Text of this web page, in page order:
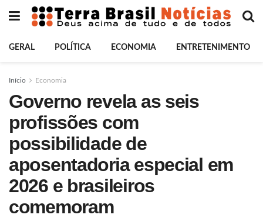
GERAL POLÍTICA ECONOMIA ENTRETENIMENTO
Início Economia
Governo revela as seis
profissões com
possibilidade de
aposentadoria especial em
2026 e brasileiros
comemoram